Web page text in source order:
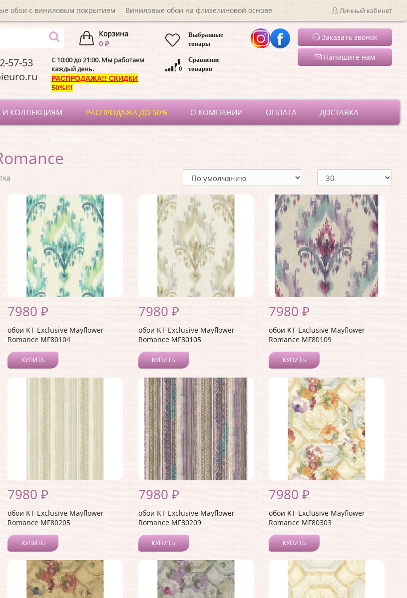
обои с виниловым покрытием Виниловые обои на флизелиновой основе Личный кабинет
Корзина
0 ₽
57-53
C 10:00 до 21:00. Мы работаем
каждый день.
РАСПРОДАЖА!! СКИДКИ
50%!!!
Выбранные
товары
Сравнение
товаров
0
Заказать звонок
Напишите нам
КОЛЛЕКЦИЯМ РАСПРОДАЖА ДО 50% О КОМПАНИИ ОПЛАТА ДОСТАВКА
КОНТАКТЫ
7980 ₽
обои KT-Exclusive Mayflower
Romance MF80104
КУПИТЬ
7980 ₽
обои KT-Exclusive Mayflower
Romance MF80105
КУПИТЬ
7980 ₽
обои KT-Exclusive Mayflower
Romance MF80109
КУПИТЬ
7980 ₽
обои KT-Exclusive Mayflower
Romance MF80205
КУПИТЬ
7980 ₽
обои KT-Exclusive Mayflower
Romance MF80209
КУПИТЬ
7980 ₽
обои KT-Exclusive Mayflower
Romance MF80303
КУПИТЬ